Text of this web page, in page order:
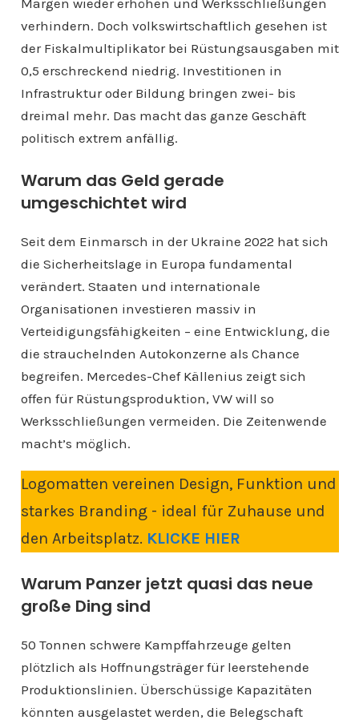
verhindern. Doch volkswirtschaftlich gesehen ist
der Fiskalmultiplikator bei Rüstungsausgaben mit
0,5 erschreckend niedrig. Investitionen in
Infrastruktur oder Bildung bringen zwei- bis
dreimal mehr. Das macht das ganze Geschäft
politisch extrem anfällig.
Warum das Geld gerade
umgeschichtet wird
Seit dem Einmarsch in der Ukraine 2022 hat sich
die Sicherheitslage in Europa fundamental
verändert. Staaten und internationale
Organisationen investieren massiv in
Verteidigungsfähigkeiten – eine Entwicklung, die
die strauchelnden Autokonzerne als Chance
begreifen. Mercedes-Chef Källenius zeigt sich
offen für Rüstungsproduktion, VW will so
Werksschließungen vermeiden. Die Zeitenwende
macht’s möglich.
Logomatten vereinen Design, Funktion und
starkes Branding - ideal für Zuhause und
den Arbeitsplatz. KLICKE HIER
Warum Panzer jetzt quasi das neue
große Ding sind
50 Tonnen schwere Kampffahrzeuge gelten
plötzlich als Hoffnungsträger für leerstehende
Produktionslinien. Überschüssige Kapazitäten
könnten ausgelastet werden, die Belegschaft